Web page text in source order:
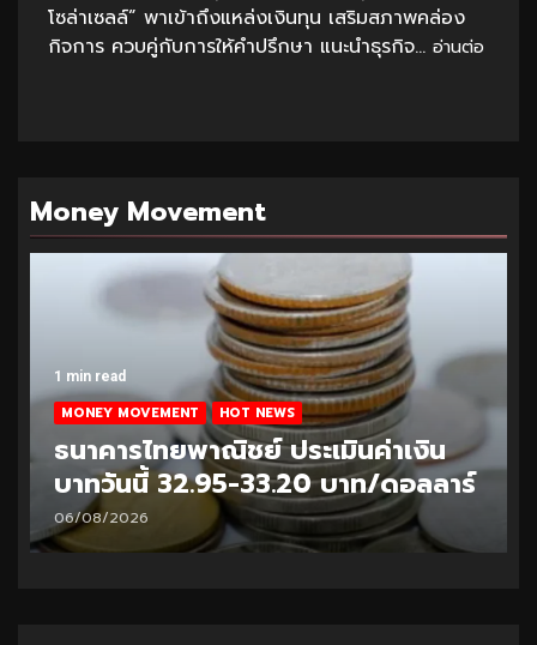
โซล่าเซลล์” พาเข้าถึงแหล่งเงินทุน เสริมสภาพคล่อง
กิจการ ควบคู่กับการให้คำปรึกษา แนะนำธุรกิจ... อ่านต่อ
Money Movement
1 min read
MONEY MOVEMENT HOT NEWS
ธนาคารไทยพาณิชย์ ประเมินค่าเงิน
บาทวันนี้ 32.95-33.20 บาท/ดอลลาร์
06/08/2026